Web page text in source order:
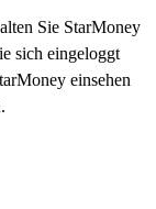
Sie StarMoney
sich eingeloggt
einsehen